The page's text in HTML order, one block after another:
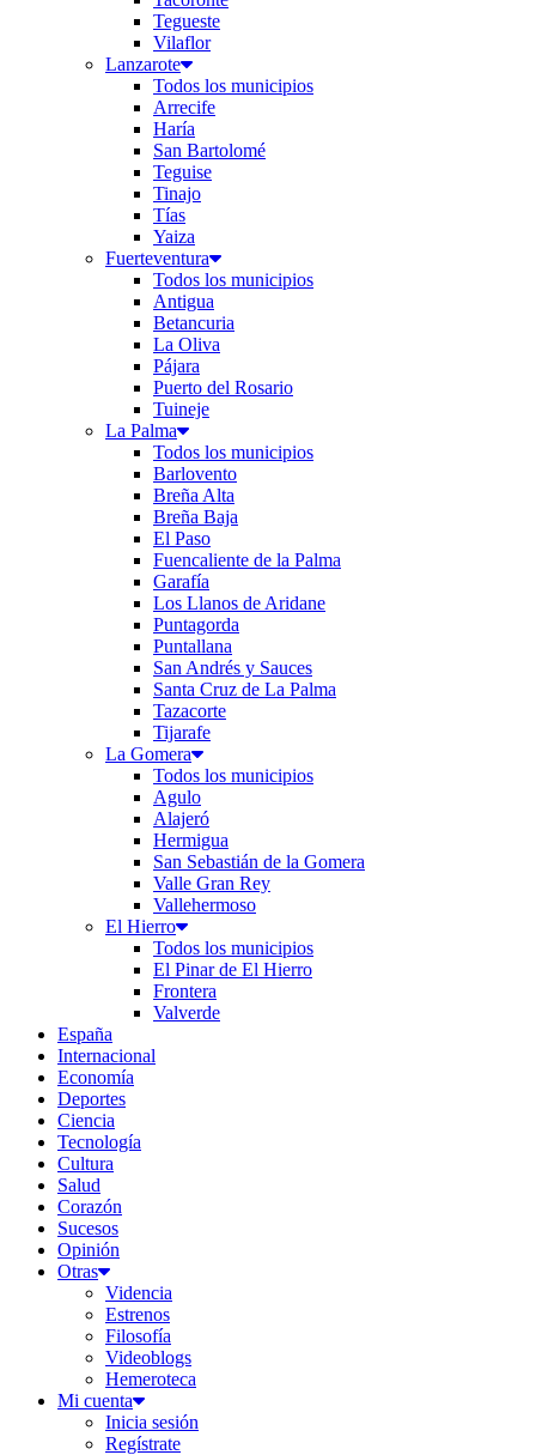
Tegueste
Vilaflor
Lanzarote
Todos los municipios
Arrecife
Haría
San Bartolomé
Teguise
Tinajo
Tías
Yaiza
Fuerteventura
Todos los municipios
Antigua
Betancuria
La Oliva
Pájara
Puerto del Rosario
Tuineje
La Palma
Todos los municipios
Barlovento
Breña Alta
Breña Baja
El Paso
Fuencaliente de la Palma
Garafía
Los Llanos de Aridane
Puntagorda
Puntallana
San Andrés y Sauces
Santa Cruz de La Palma
Tazacorte
Tijarafe
La Gomera
Todos los municipios
Agulo
Alajeró
Hermigua
San Sebastián de la Gomera
Valle Gran Rey
Vallehermoso
El Hierro
Todos los municipios
El Pinar de El Hierro
Frontera
Valverde
España
Internacional
Economía
Deportes
Ciencia
Tecnología
Cultura
Salud
Corazón
Sucesos
Opinión
Otras
Videncia
Estrenos
Filosofía
Videoblogs
Hemeroteca
Mi cuenta
Inicia sesión
Regístrate